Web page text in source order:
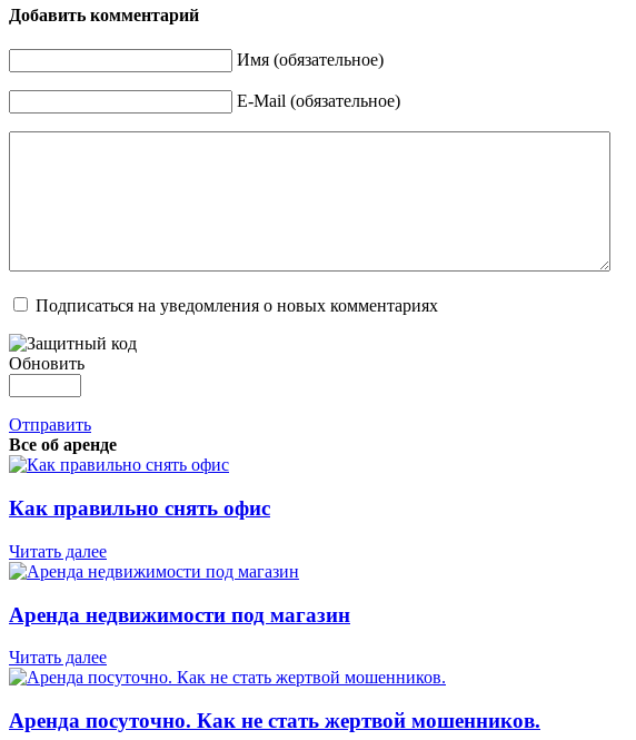
Добавить комментарий
Имя (обязательное)
E-Mail (обязательное)
Подписаться на уведомления о новых комментариях
Обновить
Отправить
Все об аренде
Как правильно снять офис
Читать далее
Аренда недвижимости под магазин
Читать далее
Аренда посуточно. Как не стать жертвой мошенников.